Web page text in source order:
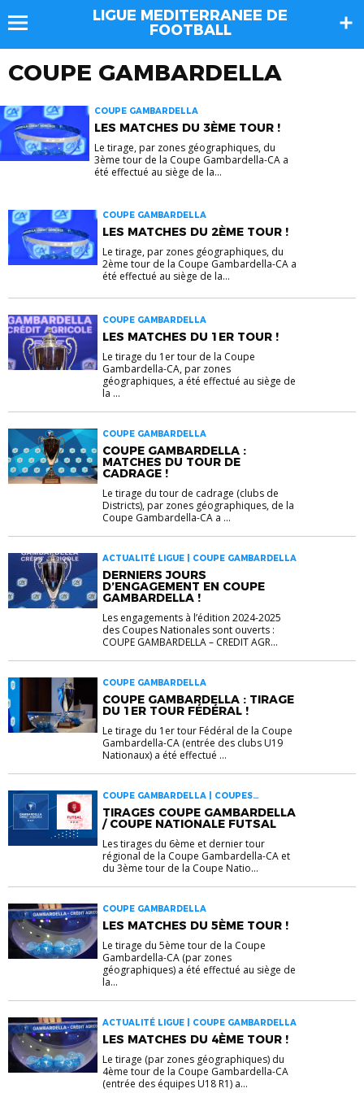
LIGUE MEDITERRANEE DE
FOOTBALL
COUPE GAMBARDELLA
COUPE GAMBARDELLA
LES MATCHES DU 3ÈME TOUR !
Le tirage, par zones géographiques, du
3ème tour de la Coupe Gambardella-CA a
été effectué au siège de la...
COUPE GAMBARDELLA
LES MATCHES DU 2ÈME TOUR !
Le tirage, par zones géographiques, du
2ème tour de la Coupe Gambardella-CA a
été effectué au siège de la...
COUPE GAMBARDELLA
LES MATCHES DU 1ER TOUR !
Le tirage du 1er tour de la Coupe
Gambardella-CA, par zones
géographiques, a été effectué au siège de
la ...
COUPE GAMBARDELLA
COUPE GAMBARDELLA :
MATCHES DU TOUR DE
CADRAGE !
Le tirage du tour de cadrage (clubs de
Districts), par zones géographiques, de la
Coupe Gambardella-CA a ...
ACTUALITÉ LIGUE | COUPE GAMBARDELLA
DERNIERS JOURS
D’ENGAGEMENT EN COUPE
GAMBARDELLA !
Les engagements à l’édition 2024-2025
des Coupes Nationales sont ouverts :
COUPE GAMBARDELLA – CREDIT AGR...
COUPE GAMBARDELLA
COUPE GAMBARDELLA : TIRAGE
DU 1ER TOUR FÉDÉRAL !
Le tirage du 1er tour Fédéral de la Coupe
Gambardella-CA (entrée des clubs U19
Nationaux) a été effectué ...
COUPE GAMBARDELLA | COUPES
NATIONALES
TIRAGES COUPE GAMBARDELLA
/ COUPE NATIONALE FUTSAL
Les tirages du 6ème et dernier tour
régional de la Coupe Gambardella-CA et
du 3ème tour de la Coupe Natio...
COUPE GAMBARDELLA
LES MATCHES DU 5ÈME TOUR !
Le tirage du 5ème tour de la Coupe
Gambardella-CA (par zones
géographiques) a été effectué au siège de
la...
ACTUALITÉ LIGUE | COUPE GAMBARDELLA
LES MATCHES DU 4ÈME TOUR !
Le tirage (par zones géographiques) du
4ème tour de la Coupe Gambardella-CA
(entrée des équipes U18 R1) a...